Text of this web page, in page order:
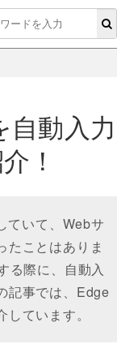
自動入力
！
ていて、Webサ
たことはありま
る際に、自動入
記事では、Edge
ています。